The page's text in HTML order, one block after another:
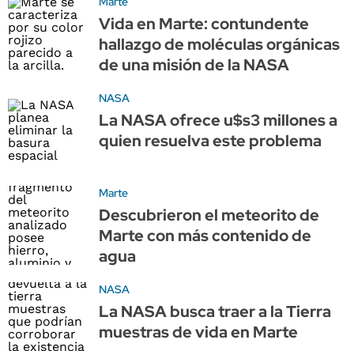
Vida en Marte: contundente
hallazgo de moléculas orgánicas
de una misión de la NASA
NASA
La NASA ofrece u$s3 millones a
quien resuelva este problema
Marte
Descubrieron el meteorito de
Marte con más contenido de
agua
NASA
La NASA busca traer a la Tierra
muestras de vida en Marte